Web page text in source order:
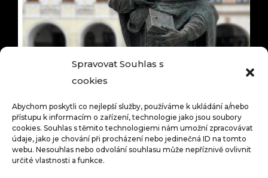
Spravovat Souhlas s
cookies
Abychom poskytli co nejlepší služby, používáme k ukládání a/nebo
přístupu k informacím o zařízení, technologie jako jsou soubory
cookies. Souhlas s těmito technologiemi nám umožní zpracovávat
údaje, jako je chování při procházení nebo jedinečná ID na tomto
webu. Nesouhlas nebo odvolání souhlasu může nepříznivě ovlivnit
určité vlastnosti a funkce.